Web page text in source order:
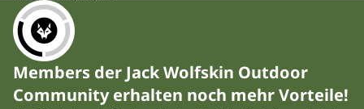
Members der Jack Wolfskin Outdoor
Community erhalten noch mehr Vorteile!